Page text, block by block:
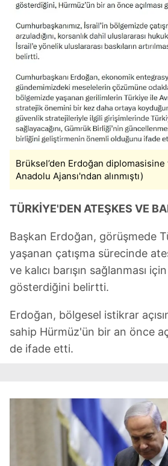
Brüksel’den Erdoğan
Anadolu Ajansı'ndan alınmıştı)
TÜRKİYE'DEN ATEŞKES VE
Başkan Erdoğan, görüşmede
yaşanan çatışma sürecinde
ve kalıcı barışın sağlanması
gösterdiğini belirtti.
Erdoğan, bölgesel istikrar
sahip Hürmüz'ün bir an önce
de ifade etti.